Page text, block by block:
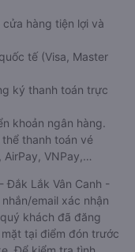
Đối với bất cứ giao
Định từ Ea Kar -
Vexere.com đều
sách tặng
từng trường hợp
tải app Vexere trên
sau đó chọn “TÌM
- Bình Định từ Ea
chọn vào khung
vé.